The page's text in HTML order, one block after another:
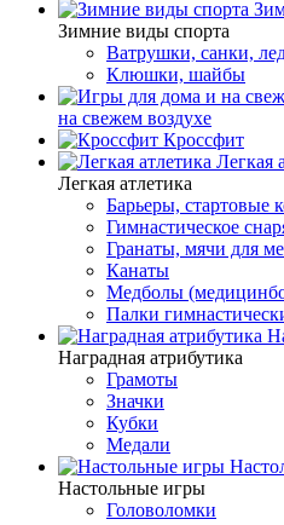
Зимние виды спорта
Ватрушки, санки,
Клюшки, шайбы
на свежем воздухе
Кроссфит
Легкая
Легкая атлетика
Барьеры, стартовые
Гимнастическое
Гранаты, мячи для
Канаты
Медболы
Палки
Наградная атрибутика
Грамоты
Значки
Кубки
Медали
Настольные игры
Головоломки